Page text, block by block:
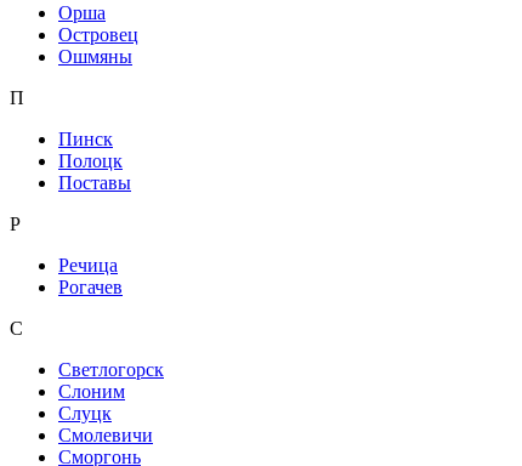
Орша
Островец
Ошмяны
П
Пинск
Полоцк
Поставы
Р
Речица
Рогачев
С
Светлогорск
Слоним
Слуцк
Смолевичи
Сморгонь